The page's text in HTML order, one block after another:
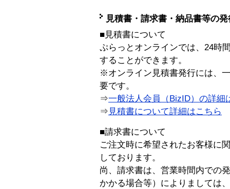
見積書・請求書・納品書等の
■見積書について
ぷらっとオンラインでは、24時
することができます。
※オンライン見積書発行には、
要です。
⇒一般法人会員（BizID）の詳細
⇒ 見積書について詳細はこちら
■請求書について
ご注文時に希望されたお客様に
しております。
尚、請求書は、営業時間内での
かかる場合等）によりましては